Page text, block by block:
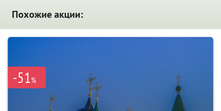
Похожие акции:
-51%